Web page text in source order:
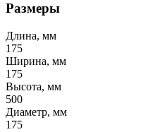
Размеры
Длина, мм
175
Ширина, мм
175
Высота, мм
500
Диаметр, мм
175